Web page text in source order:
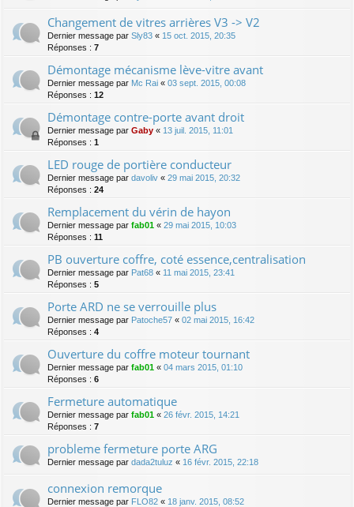
Changement de vitres arrières V3 -> V2
Dernier message par Sly83 « 15 oct. 2015, 20:35
Réponses : 7
Démontage mécanisme lève-vitre avant
Dernier message par Mc Rai « 03 sept. 2015, 00:08
Réponses : 12
Démontage contre-porte avant droit
Dernier message par Gaby « 13 juil. 2015, 11:01
Réponses : 1
LED rouge de portière conducteur
Dernier message par davoliv « 29 mai 2015, 20:32
Réponses : 24
Remplacement du vérin de hayon
Dernier message par fab01 « 29 mai 2015, 10:03
Réponses : 11
PB ouverture coffre, coté essence,centralisation
Dernier message par Pat68 « 11 mai 2015, 23:41
Réponses : 5
Porte ARD ne se verrouille plus
Dernier message par Patoche57 « 02 mai 2015, 16:42
Réponses : 4
Ouverture du coffre moteur tournant
Dernier message par fab01 « 04 mars 2015, 01:10
Réponses : 6
Fermeture automatique
Dernier message par fab01 « 26 févr. 2015, 14:21
Réponses : 7
probleme fermeture porte ARG
Dernier message par dada2tuluz « 16 févr. 2015, 22:18
connexion remorque
Dernier message par FLO82 « 18 janv. 2015, 08:52